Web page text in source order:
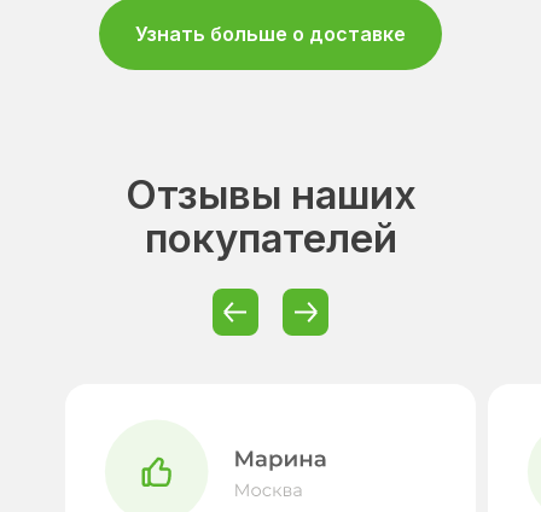
Узнать больше о доставке
Отзывы наших
покупателей